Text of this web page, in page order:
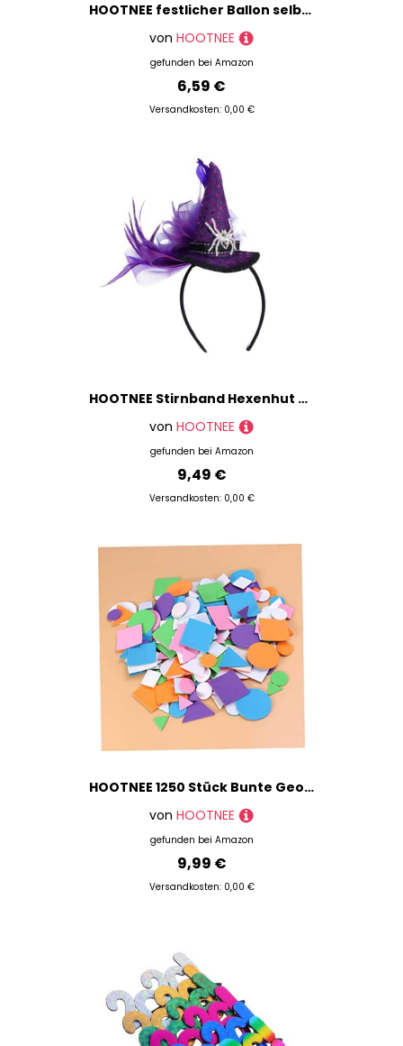
HOOTNEE festlicher Ballon selbst Karikatur vereiteln Erwachsene Weihnachten Folienballons für den Urlaub Party-Layout-Ballon Dekorationen für Partyballons aufblasbarer Folienballon Golden
von HOOTNEE
gefunden bei Amazon
6,59 €
Versandkosten: 0,00 €
HOOTNEE Stirnband Hexenhut Kinderhaarband Minihut Kleinkind Stirnbänder Halloween Dekorationen Kopfbedeckungen Stirnbänder Haarbänder Stirnband Für Halloween Kunststoff
von HOOTNEE
gefunden bei Amazon
9,49 €
Versandkosten: 0,00 €
HOOTNEE 1250 Stück Bunte Geometrische Eva Schaumstoff Sticker Selbstklebend DIY Bastelset für Schule Pack Gemischte Farben und Geeignet für Scrapbook und Dekoration
von HOOTNEE
gefunden bei Amazon
9,99 €
Versandkosten: 0,00 €